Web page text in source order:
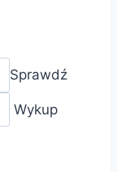
Sprawdź
Wykup